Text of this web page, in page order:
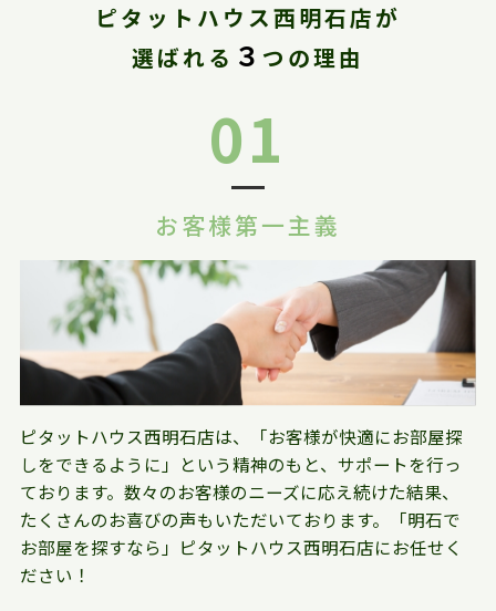
ピタットハウス西明石店が
選ばれる ３ つの理由
01
お客様第一主義
ピタットハウス西明石店は、「お客様が快適にお部屋探
しをできるように」という精神のもと、サポートを行っ
ております。数々のお客様のニーズに応え続けた結果、
たくさんのお喜びの声もいただいております。「明石で
お部屋を探すなら」ピタットハウス西明石店にお任せく
ださい！